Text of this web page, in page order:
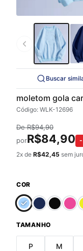
Buscar
moletom gola
Código: WLK-12696
DeR$94,90
porR$84,90 -
2x de R$42,45 sem
COR
TAMANHO
P M